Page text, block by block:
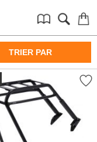
TRIER PAR